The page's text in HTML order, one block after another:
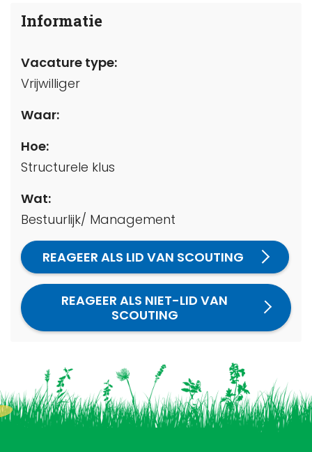
Informatie
Vacature type:
Vrijwilliger
Waar:
Hoe:
Structurele klus
Wat:
Bestuurlijk/ Management
REAGEER ALS LID VAN SCOUTING
REAGEER ALS NIET-LID VAN
SCOUTING